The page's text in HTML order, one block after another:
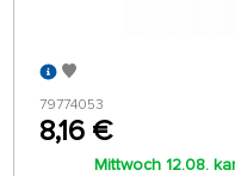
79774053
8,16 €
Mittwoch 12.08.